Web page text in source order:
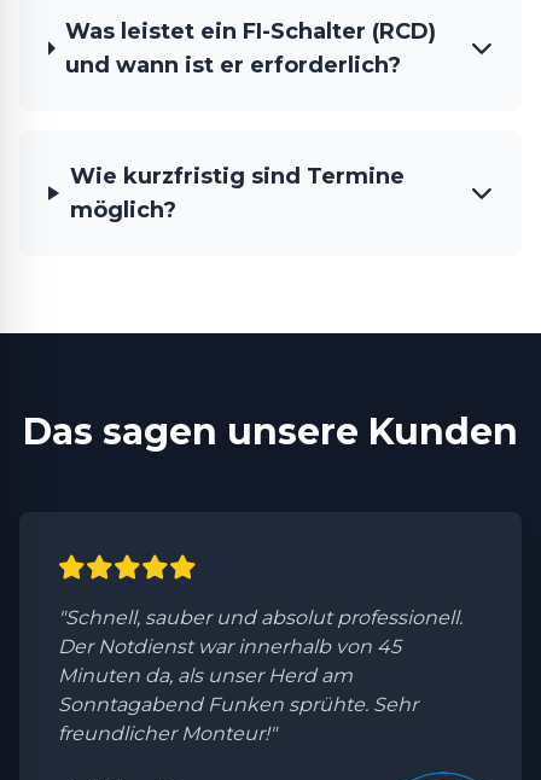
Was leistet ein FI-Schalter (RCD)
und wann ist er erforderlich?
Wie kurzfristig sind Termine
möglich?
Das sagen unsere Kunden
"Schnell, sauber und absolut professionell.
Der Notdienst war innerhalb von 45
Minuten da, als unser Herd am
Sonntagabend Funken sprühte. Sehr
freundlicher Monteur!"